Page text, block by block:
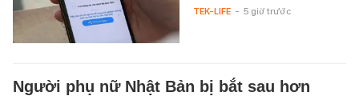
TEK-LIFE - 5 giờ trước
Người phụ nữ Nhật Bản bị bắt sau hơn